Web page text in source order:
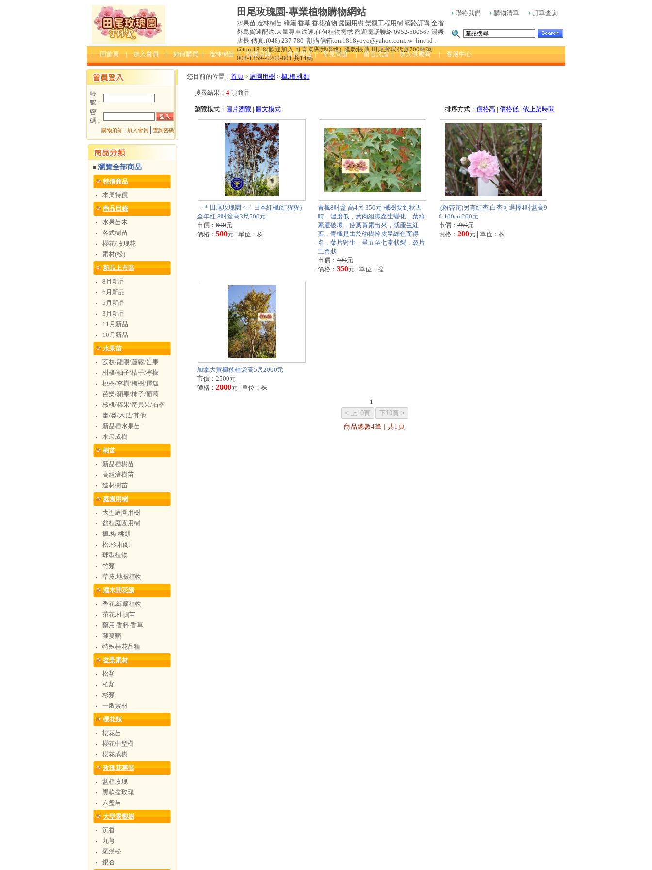
田尾玫瑰園-專業植物購物網站
水果苗.造林樹苗.綠籬.香草.香花植物.庭園用樹.景觀工程用樹.網路訂購.全省
外島貨運配送.大量專車送達.任何植物需求.歡迎電話聯絡 0952-580567 湯姆
店長˙傳真:(048) 237-780 ˙訂購信箱tom1818yoyo@yahoo.com.tw ˙line id :
@tom1818(歡迎加入.可直接與我聯絡) ˙匯款帳號-田尾郵局代號700帳號
008-1359--0200-801 共14碼
聯絡我們 購物清單 訂單查詢
| 回首頁 | 加入會員 | 如何購買 | 造林樹苗 | 植物目錄 | 會員專區 | 常見問題 | 留言討論 | 加入供應商 | 客服中心
帳
號：
密
碼：
購物須知 加入會員 查詢密碼
■ 瀏覽全部商品
特價商品
‧
本周特價
商品目錄
‧
水果苗木
‧
各式樹苗
‧
櫻花/玫瑰花
‧
素材(松)
新品上市區
‧
8月新品
‧
6月新品
‧
5月新品
‧
3月新品
‧
11月新品
‧
10月新品
水果苗
‧
荔枝/龍眼/蓮霧/芒果
‧
柑橘/柚子/桔子/檸檬
‧
桃樹/李樹/梅樹/釋迦
‧
芭樂/蘋果/柿子/葡萄
‧
核桃/榛果/奇異果/石榴
‧
棗/梨/木瓜/其他
‧
新品種水果苗
‧
水果成樹
樹苗
‧
新品種樹苗
‧
高經濟樹苗
‧
造林樹苗
庭園用樹
‧
大型庭園用樹
‧
盆植庭園用樹
‧
楓.梅.桃類
‧
松.杉.柏類
‧
球型植物
‧
竹類
‧
草皮.地被植物
灌木開花類
‧
香花.綠籬植物
‧
茶花.杜鵑苗
‧
藥用.香料.香草
‧
藤蔓類
‧
特殊桂花品種
盆景素材
‧
松類
‧
柏類
‧
杉類
‧
一般素材
櫻花類
‧
櫻花苗
‧
櫻花中型樹
‧
櫻花成樹
玫瑰花專區
‧
盆植玫瑰
‧
黑軟盆玫瑰
‧
穴盤苗
大型景觀樹
‧
沉香
‧
九芎
‧
羅漢松
‧
銀杏
您目前的位置： 首頁> 庭園用樹> 楓.梅.桃類
搜尋結果： 4 項商品
瀏覽模式： 圖片瀏覽 | 圖文模式 排序方式： 價格高 | 價格低 | 依上架時間
╭＊田尾玫瑰園＊╯日本紅楓(紅猩猩)
全年紅.8吋盆高3尺500元
市價： 600元
價格： 500元│單位：株
青楓8吋盆 高4尺 350元-槭樹要到秋天
時，溫度低，葉肉組織產生變化，葉綠
素遭破壞，使葉黃素出來，就產生紅
葉，青楓是由於幼樹幹皮呈綠色而得
名，葉片對生，呈五至七掌狀裂，裂片
三角狀
市價： 400元
價格： 350元│單位：盆
-(粉杏花)另有紅杏.白杏可選擇4吋盆高9
0-100cm200元
市價： 250元
價格： 200元│單位：株
加拿大黃楓移植袋高5尺2000元
市價： 2500元
價格： 2000元│單位：株
1
商品總數4筆 | 共1頁